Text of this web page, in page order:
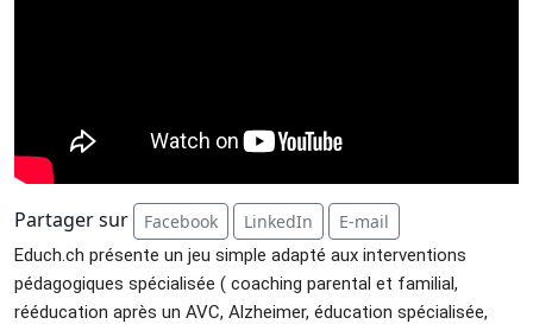
Partager sur Facebook LinkedIn E-mail
Educh.ch présente un jeu simple adapté aux interventions
pédagogiques spécialisée ( coaching parental et familial,
rééducation après un AVC, Alzheimer, éducation spécialisée,